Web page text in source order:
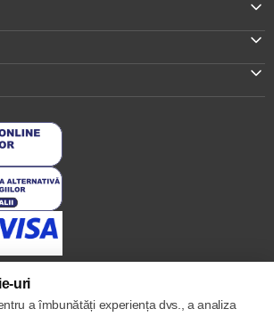
uri
a îmbunătăți experiența dvs., a analiza